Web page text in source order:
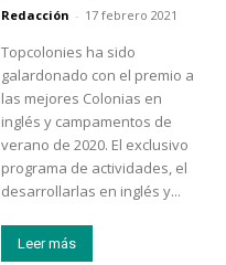
Redacción - 17 febrero 2021
Topcolonies ha sido
galardonado con el premio a
las mejores Colonias en
inglés y campamentos de
verano de 2020. El exclusivo
programa de actividades, el
desarrollarlas en inglés y...
Leer más